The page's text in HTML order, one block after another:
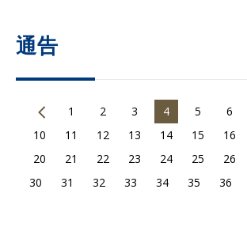
通告
1 2 3 4 5 6
10
11 12 13 14 15 16
20
21 22 23 24 25 26
30
31 32 33 34 35 36